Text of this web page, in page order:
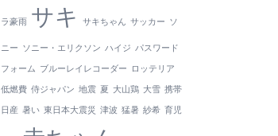
ラ豪雨 サキ サキちゃん サッカー ソ
ニー ソニー・エリクソン ハイジ パスワード
フォーム ブルーレイレコーダー
ロッテリア
低燃費 侍ジャパン 地震 夏 大山鶏 大雪 携帯
日産 暑い 東日本大震災 津波 猛暑 紗希 育児